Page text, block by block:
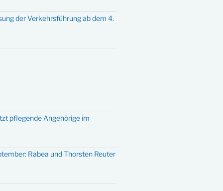
der Verkehrsführung ab dem 4.
pflegende Angehörige im
Rabea und Thorsten Reuter